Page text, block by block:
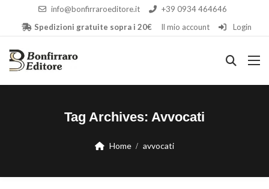
info@bonfirraroeditore.it
+39 0934 464646
Spedizioni gratuite sopra i 20€
Il mio account Login
Tag Archives: Avvocati
Home avvocati